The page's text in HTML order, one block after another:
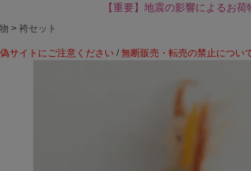
【重要】地震の影響によるお
袴セット
偽サイトにご注意ください / 無断販売・転売の禁止につい